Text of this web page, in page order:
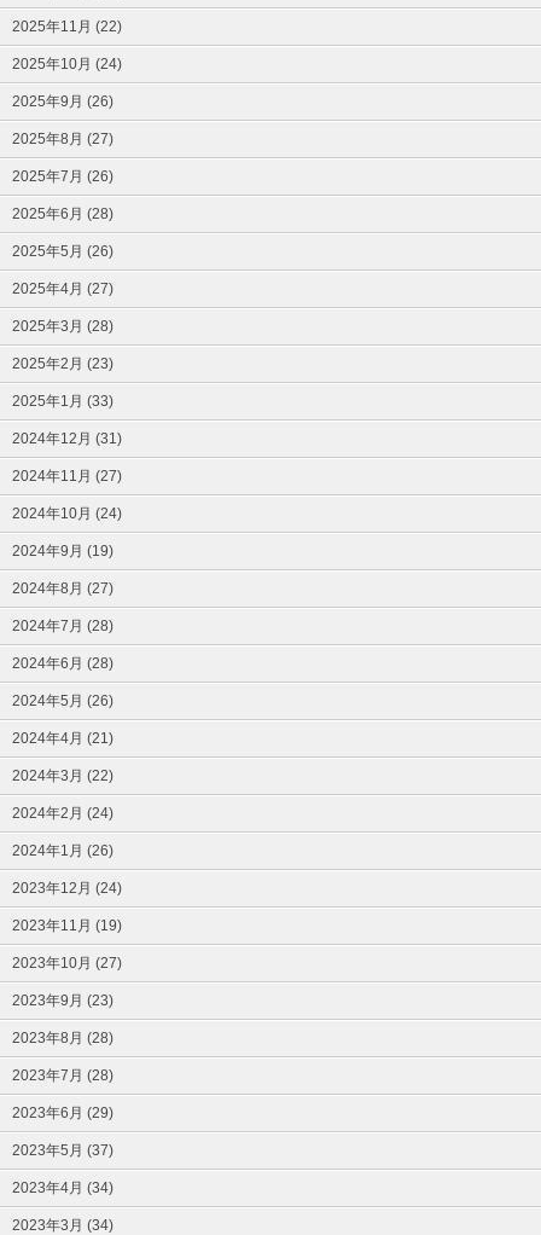
2025年11月 (22)
2025年10月 (24)
2025年9月 (26)
2025年8月 (27)
2025年7月 (26)
2025年6月 (28)
2025年5月 (26)
2025年4月 (27)
2025年3月 (28)
2025年2月 (23)
2025年1月 (33)
2024年12月 (31)
2024年11月 (27)
2024年10月 (24)
2024年9月 (19)
2024年8月 (27)
2024年7月 (28)
2024年6月 (28)
2024年5月 (26)
2024年4月 (21)
2024年3月 (22)
2024年2月 (24)
2024年1月 (26)
2023年12月 (24)
2023年11月 (19)
2023年10月 (27)
2023年9月 (23)
2023年8月 (28)
2023年7月 (28)
2023年6月 (29)
2023年5月 (37)
2023年4月 (34)
2023年3月 (34)